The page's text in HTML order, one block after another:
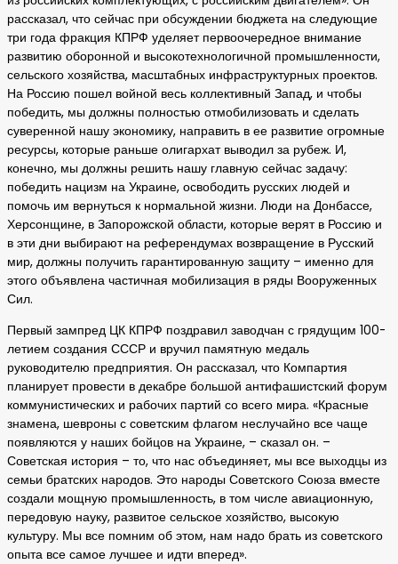
рассказал, что сейчас при обсуждении бюджета на следующие
три года фракция КПРФ уделяет первоочередное внимание
развитию оборонной и высокотехнологичной промышленности,
сельского хозяйства, масштабных инфраструктурных проектов.
На Россию пошел войной весь коллективный Запад, и чтобы
победить, мы должны полностью отмобилизовать и сделать
суверенной нашу экономику, направить в ее развитие огромные
ресурсы, которые раньше олигархат выводил за рубеж. И,
конечно, мы должны решить нашу главную сейчас задачу:
победить нацизм на Украине, освободить русских людей и
помочь им вернуться к нормальной жизни. Люди на Донбассе,
Херсонщине, в Запорожской области, которые верят в Россию и
в эти дни выбирают на референдумах возвращение в Русский
мир, должны получить гарантированную защиту – именно для
этого объявлена частичная мобилизация в ряды Вооруженных
Сил.
Первый зампред ЦК КПРФ поздравил заводчан с грядущим 100-
летием создания СССР и вручил памятную медаль
руководителю предприятия. Он рассказал, что Компартия
планирует провести в декабре большой антифашистский форум
коммунистических и рабочих партий со всего мира. «Красные
знамена, шевроны с советским флагом неслучайно все чаще
появляются у наших бойцов на Украине, – сказал он. –
Советская история – то, что нас объединяет, мы все выходцы из
семьи братских народов. Это народы Советского Союза вместе
создали мощную промышленность, в том числе авиационную,
передовую науку, развитое сельское хозяйство, высокую
культуру. Мы все помним об этом, нам надо брать из советского
опыта все самое лучшее и идти вперед».